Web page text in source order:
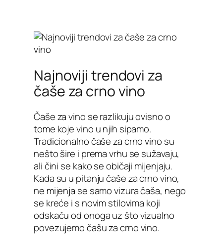
Najnoviji trendovi za
čaše za crno vino
Čaše za vino se razlikuju ovisno o
tome koje vino u njih sipamo.
Tradicionalno čaše za crno vino su
nešto šire i prema vrhu se sužavaju,
ali čini se kako se običaji mijenjaju.
Kada su u pitanju čaše za crno vino,
ne mijenja se samo vizura čaša, nego
se kreće i s novim stilovima koji
odskaču od onoga uz što vizualno
povezujemo čašu za crno vino.